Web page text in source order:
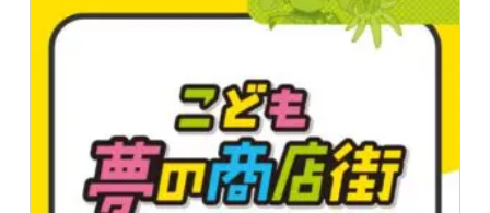
子ども夢商店街
2026.04.13